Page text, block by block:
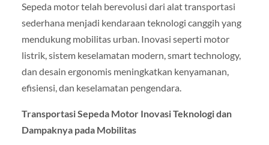
Sepeda motor telah berevolusi dari alat transportasi
sederhana menjadi kendaraan teknologi canggih yang
mendukung mobilitas urban. Inovasi seperti motor
listrik, sistem keselamatan modern, smart technology,
dan desain ergonomis meningkatkan kenyamanan,
efisiensi, dan keselamatan pengendara.
Transportasi Sepeda Motor Inovasi Teknologi dan
Dampaknya pada Mobilitas